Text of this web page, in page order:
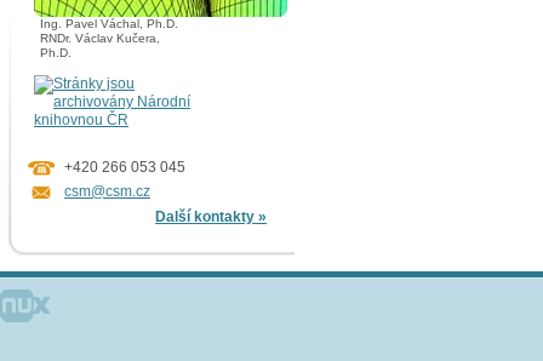
Ing. Pavel Váchal, Ph.D.
RNDr. Václav Kučera,
Ph.D.
+420 266 053 045
csm@csm.cz
Další kontakty »